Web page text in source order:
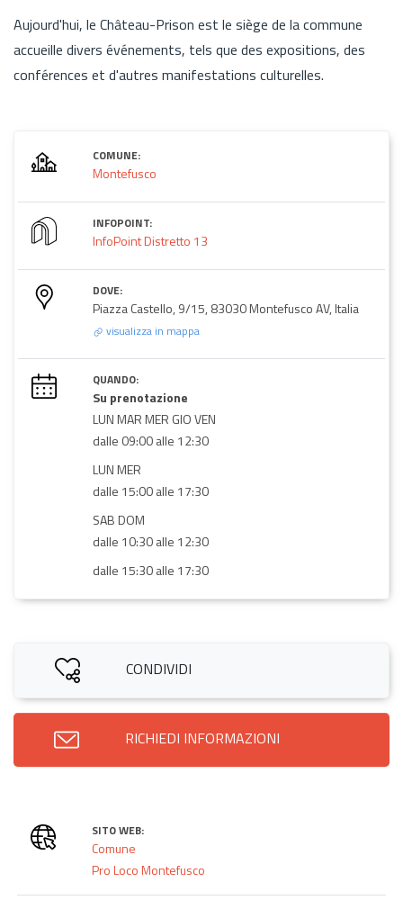
Aujourd'hui, le Château-Prison est le siège de la commune
accueille divers événements, tels que des expositions, des
conférences et d'autres manifestations culturelles.
COMUNE:
Montefusco
INFOPOINT:
InfoPoint Distretto 13
DOVE:
Piazza Castello, 9/15, 83030 Montefusco AV, Italia
visualizza in mappa
QUANDO:
Su prenotazione
LUN MAR MER GIO VEN
dalle 09:00 alle 12:30
LUN MER
dalle 15:00 alle 17:30
SAB DOM
dalle 10:30 alle 12:30
dalle 15:30 alle 17:30
CONDIVIDI
RICHIEDI INFORMAZIONI
SITO WEB:
Comune
Pro Loco Montefusco